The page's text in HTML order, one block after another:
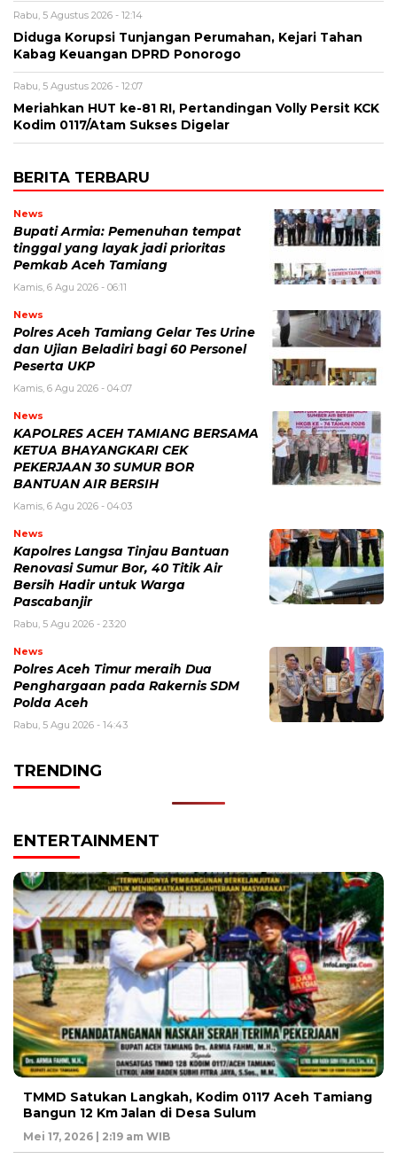
Rabu, 5 Agustus 2026 - 12:14
Diduga Korupsi Tunjangan Perumahan, Kejari Tahan
Kabag Keuangan DPRD Ponorogo
Rabu, 5 Agustus 2026 - 12:07
Meriahkan HUT ke-81 RI, Pertandingan Volly Persit KCK
Kodim 0117/Atam Sukses Digelar
BERITA TERBARU
News
Bupati Armia: Pemenuhan tempat
tinggal yang layak jadi prioritas
Pemkab Aceh Tamiang
Kamis, 6 Agu 2026 - 06:11
News
Polres Aceh Tamiang Gelar Tes Urine
dan Ujian Beladiri bagi 60 Personel
Peserta UKP
Kamis, 6 Agu 2026 - 04:07
News
KAPOLRES ACEH TAMIANG BERSAMA
KETUA BHAYANGKARI CEK
PEKERJAAN 30 SUMUR BOR
BANTUAN AIR BERSIH
Kamis, 6 Agu 2026 - 04:03
News
Kapolres Langsa Tinjau Bantuan
Renovasi Sumur Bor, 40 Titik Air
Bersih Hadir untuk Warga
Pascabanjir
Rabu, 5 Agu 2026 - 23:20
News
Polres Aceh Timur meraih Dua
Penghargaan pada Rakernis SDM
Polda Aceh
Rabu, 5 Agu 2026 - 14:43
TRENDING
ENTERTAINMENT
TMMD Satukan Langkah, Kodim 0117 Aceh Tamiang
Bangun 12 Km Jalan di Desa Sulum
Mei 17, 2026 | 2:19 am WIB